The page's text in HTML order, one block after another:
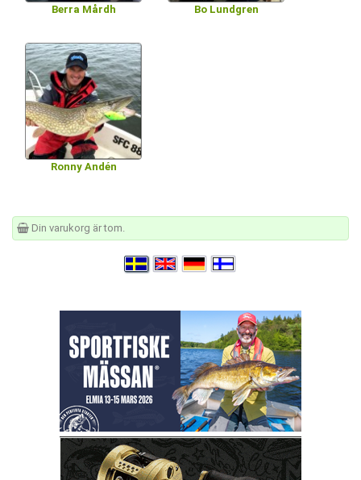
Berra Mårdh Bo Lundgren
Ronny Andén
Din varukorg är tom.